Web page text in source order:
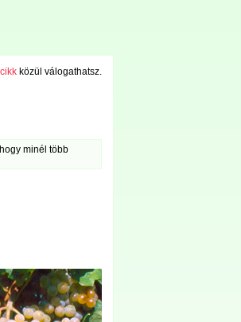
közül válogathatsz.
minél több